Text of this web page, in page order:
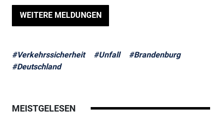
WEITERE MELDUNGEN
#Verkehrssicherheit #Unfall
#Brandenburg
#Deutschland
MEISTGELESEN